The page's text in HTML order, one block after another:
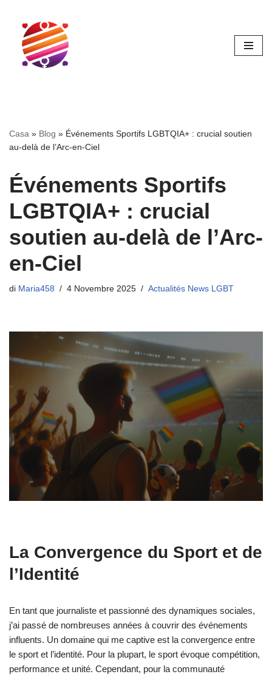
contenuto
Casa » Blog » Événements Sportifs LGBTQIA+ : crucial soutien
au-delà de l’Arc-en-Ciel
Événements Sportifs
LGBTQIA+ : crucial
soutien au-delà de l’Arc-
en-Ciel
di Maria458 4 Novembre 2025 Actualités News LGBT
La Convergence du Sport et de
l’Identité
En tant que journaliste et passionné des dynamiques sociales,
j’ai passé de nombreuses années à couvrir des événements
influents. Un domaine qui me captive est la convergence entre
le sport et l’identité. Pour la plupart, le sport évoque compétition,
performance et unité. Cependant, pour la communauté